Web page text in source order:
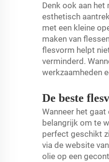
Denk ook aan
esthetisch
met een kleine
maken van
flesvorm helpt
verminderd.
werkzaamheden
De beste
Wanneer het
belangrijk om te
perfect geschikt
via de website
olie op een